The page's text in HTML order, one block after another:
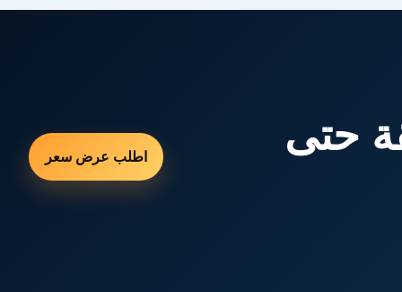
حتى اطلب عرض سعر